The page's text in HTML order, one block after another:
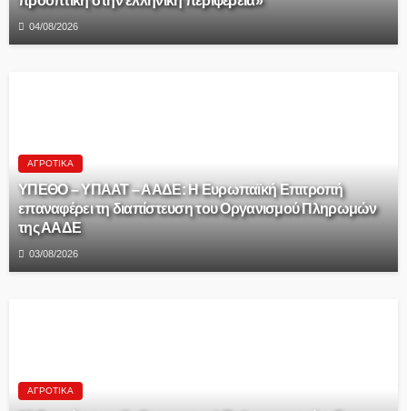
04/08/2026
ΑΓΡΟΤΙΚΆ
ΥΠΕΘΟ – ΥΠΑΑΤ – ΑΑΔΕ: H Ευρωπαϊκή Επιτροπή
επαναφέρει τη διαπίστευση του Οργανισμού Πληρωμών
της ΑΑΔΕ
03/08/2026
ΑΓΡΟΤΙΚΆ